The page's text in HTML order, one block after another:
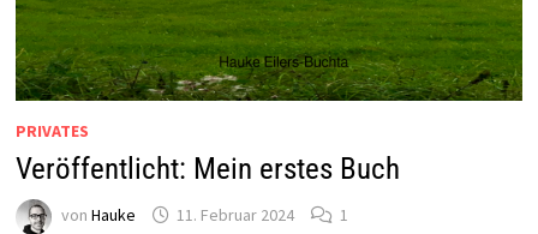
PRIVATES
Veröffentlicht: Mein erstes Buch
von Hauke 11. Februar 2024 1